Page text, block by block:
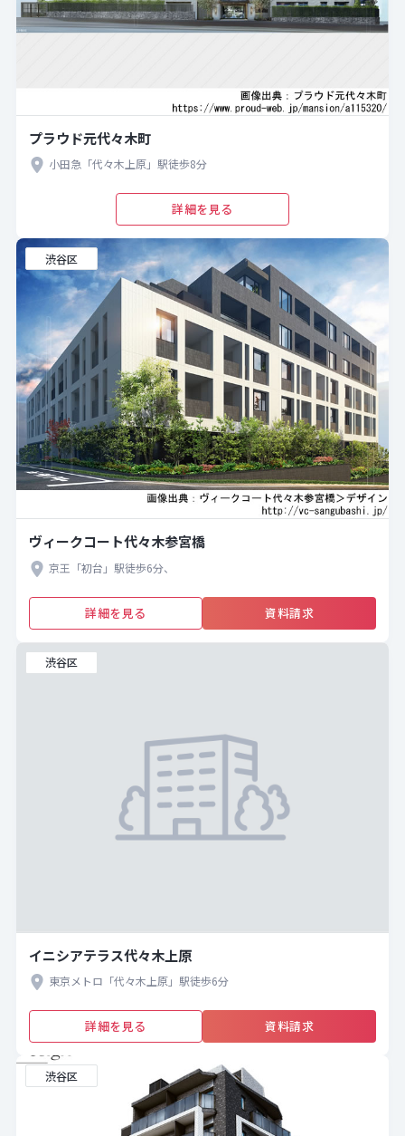
プラウド元代々木町
小田急「代々木上原」駅徒歩8分
詳細を見る
渋谷区
ヴィークコート代々木参宮橋
京王「初台」駅徒歩6分、
詳細を見る 資料請求
渋谷区
イニシアテラス代々木上原
東京メトロ「代々木上原」駅徒歩6分
詳細を見る 資料請求
渋谷区